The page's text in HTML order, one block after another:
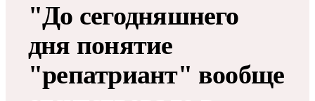
"До сегодняшнего
дня понятие
"репатриант" вообще